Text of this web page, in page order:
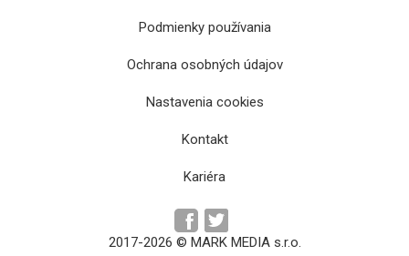
Raslavický pedál napíše ôsmu kapitolu
Podmienky používania
Ochrana osobných údajov
Nastavenia cookies
Kontakt
Kariéra
2017-2026 © MARK MEDIA s.r.o.